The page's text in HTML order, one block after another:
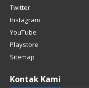
Twitter
Instagram
YouTube
Playstore
Sitemap
Kontak Kami